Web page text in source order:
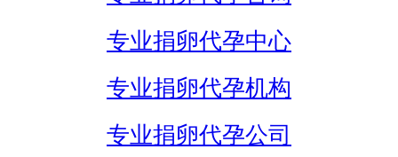
专业捐卵代孕中心
专业捐卵代孕机构
专业捐卵代孕公司